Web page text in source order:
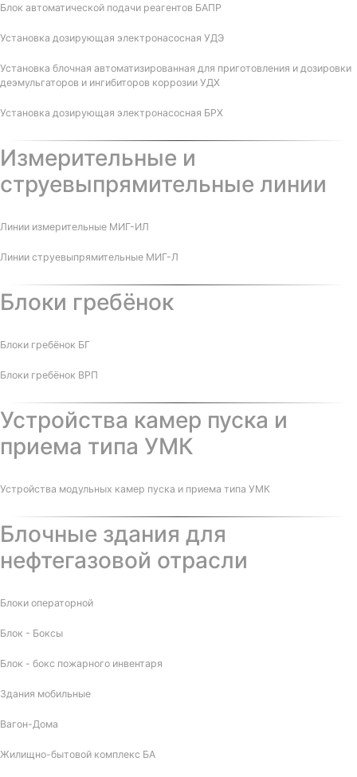
Блок автоматической подачи реагентов БАПР
Установка дозирующая электронасосная УДЭ
Установка блочная автоматизированная для приготовления и дозировки
деэмульгаторов и ингибиторов коррозии УДХ
Установка дозирующая электронасосная БРХ
Измерительные и
струевыпрямительные линии
Линии измерительные МИГ-ИЛ
Линии струевыпрямительные МИГ-Л
Блоки гребёнок
Блоки гребёнок БГ
Блоки гребёнок ВРП
Устройства камер пуска и
приема типа УМК
Устройства модульных камер пуска и приема типа УМК
Блочные здания для
нефтегазовой отрасли
Блоки операторной
Блок - Боксы
Блок - бокс пожарного инвентаря
Здания мобильные
Вагон-Дома
Жилищно-бытовой комплекс БА